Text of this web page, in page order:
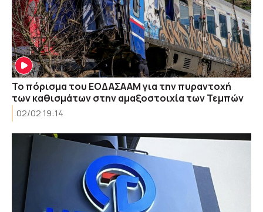
Το πόρισμα του ΕΟΔΑΣΑΑΜ για την πυραντοχή
των καθισμάτων στην αμαξοστοιχία των Τεμπών
02/02 19:14